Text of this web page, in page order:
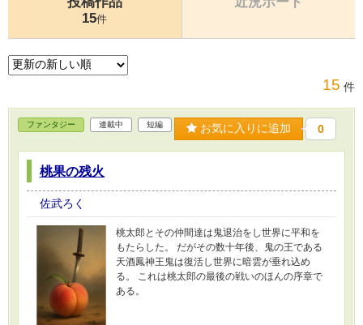
15件
15 件
ファンタジー 連載中 短編 お気に入りに追加 0
桃果の残火
佐武ろく
桃太郎とその仲間達は鬼退治をし世界に平和を
もたらした。 だがその数十年後、鬼の王である
天酒鳳神王鬼は復活し世界に暗雲が垂れ込め
る。 これは桃太郎の最後の戦いのほんの序章で
ある。